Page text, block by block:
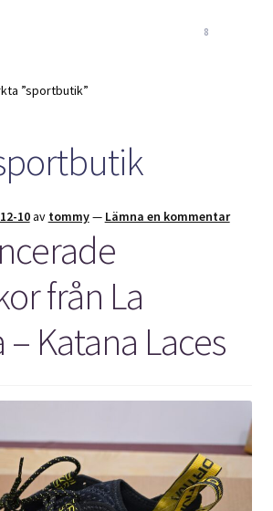
8
”sportbutik”
10av tommy— Lämna en kommentar
från La
Katana Laces